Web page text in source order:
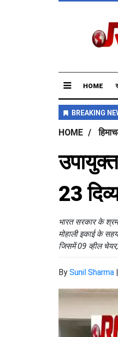
HOME
HOME
23
भारत सरकार के श्रम
मोहाली इकाई के
जिसमें 09 व्हील
By Sunil Sharma |